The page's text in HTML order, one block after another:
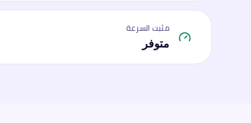
مثبت السرعة
متوفر